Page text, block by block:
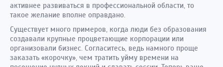
активнее развиваться в профессиональной области, то
такое желание вполне оправдано.
Существует много примеров, когда люди без образования
создавали крупные процветающие корпорации или
организовали бизнес. Согласитесь, ведь намного проще
заказать «корочку», чем тратить уйму времени на